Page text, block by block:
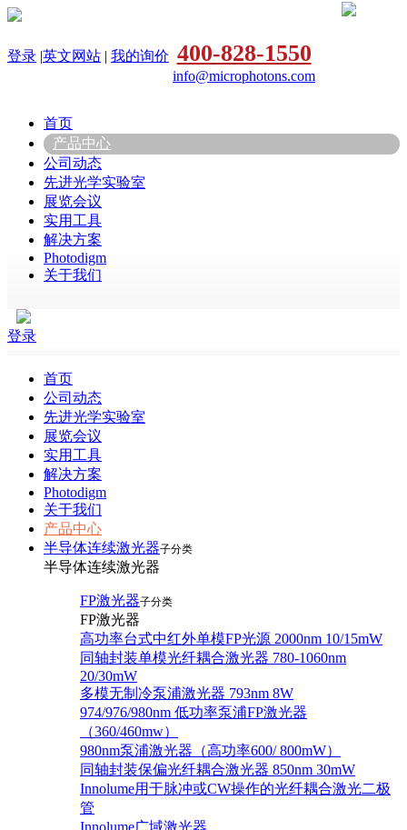
登录 |英文网站 | 我的询价 400-828-1550
info@microphotons.com
首页
产品中心
公司动态
先进光学实验室
展览会议
实用工具
解决方案
Photodigm
关于我们
登录
首页
公司动态
先进光学实验室
展览会议
实用工具
解决方案
Photodigm
关于我们
产品中心
半导体连续激光器子分类
半导体连续激光器
FP激光器子分类
FP激光器
高功率台式中红外单模FP光源 2000nm 10/15mW
同轴封装单模光纤耦合激光器 780-1060nm
20/30mW
多模无制冷泵浦激光器 793nm 8W
974/976/980nm 低功率泵浦FP激光器
（360/460mw）
980nm泵浦激光器（高功率600/ 800mW）
同轴封装保偏光纤耦合激光器 850nm 30mW
Innolume用于脉冲或CW操作的光纤耦合激光二极
管
Innolume广域激光器